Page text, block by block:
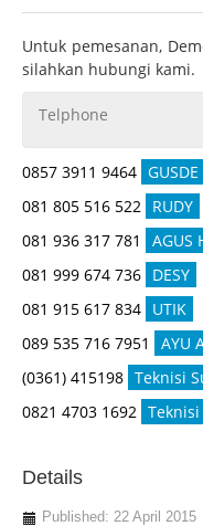
Untuk pemesanan,
silahkan hubungi kami.
Telphone
0857 3911 9464 GUSDE
081 805 516 522
RUDY
081 936 317 781
AGUS
081 999 674 736 DESY
081 915 617 834 UTIK
089 535 716 7951
AYU
(0361) 415198 Teknisi
0821 4703 1692
Details
Published: 22 April 2015